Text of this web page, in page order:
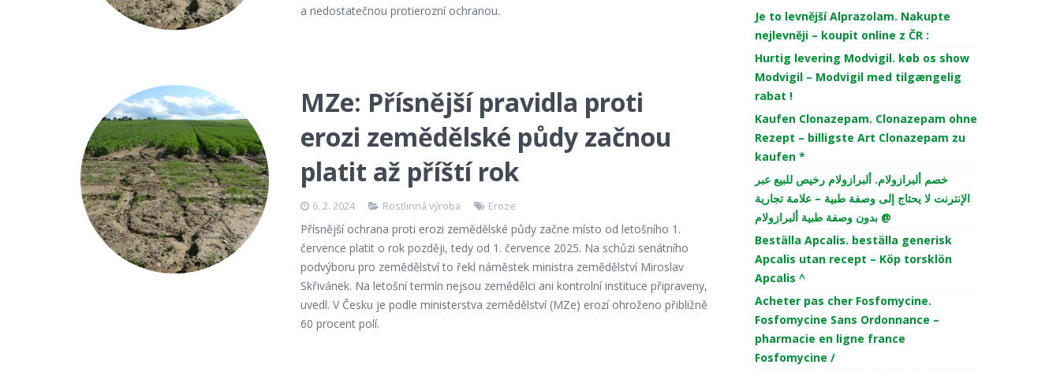
a nedostatečnou protierozní ochranou.
MZe: Přísnější pravidla proti
erozi zemědělské půdy začnou
platit až příští rok
6. 2. 2024 Rostlinná výroba Eroze
Přísnější ochrana proti erozi zemědělské půdy začne místo od letošního 1.
července platit o rok později, tedy od 1. července 2025. Na schůzi senátního
podvýboru pro zemědělství to řekl náměstek ministra zemědělství Miroslav
Skřivánek. Na letošní termín nejsou zemědělci ani kontrolní instituce připraveny,
uvedl. V Česku je podle ministerstva zemědělství (MZe) erozí ohroženo přibližně
60 procent polí.
Je to levnější Alprazolam. Nakupte
nejlevněji – koupit online z ČR :
Hurtig levering Modvigil. køb os show
Modvigil – Modvigil med tilgængelig
rabat !
Kaufen Clonazepam. Clonazepam ohne
Rezept – billigste Art Clonazepam zu
kaufen *
خصم ألبرازولام. ألبرازولام رخيص للبيع عبر
الإنترنت لا يحتاج إلى وصفة طبية – علامة تجارية
بدون وصفة طبية ألبرازولام @
Beställa Apcalis. beställa generisk
Apcalis utan recept – Köp torsklön
Apcalis ^
Acheter pas cher Fosfomycine.
Fosfomycine Sans Ordonnance –
pharmacie en ligne france
Fosfomycine /